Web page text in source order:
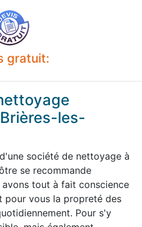
gratuit:
les-
société de nettoyage à
se recommande
tout à fait conscience
pour vous la propreté des
Pour s'y